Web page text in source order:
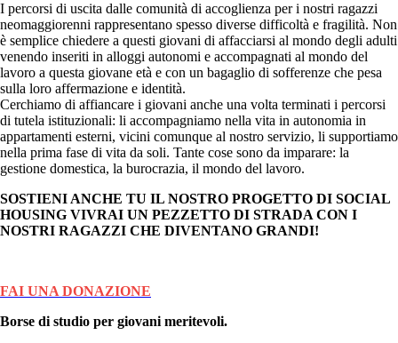
I percorsi di uscita dalle comunità di accoglienza per i nostri ragazzi
neomaggiorenni rappresentano spesso diverse difficoltà e fragilità. Non
è semplice chiedere a questi giovani di affacciarsi al mondo degli adulti
venendo inseriti in alloggi autonomi e accompagnati al mondo del
lavoro a questa giovane età e con un bagaglio di sofferenze che pesa
sulla loro affermazione e identità.
Cerchiamo di affiancare i giovani anche una volta terminati i percorsi
di tutela istituzionali: li accompagniamo nella vita in autonomia in
appartamenti esterni, vicini comunque al nostro servizio, li supportiamo
nella prima fase di vita da soli. Tante cose sono da imparare: la
gestione domestica, la burocrazia, il mondo del lavoro.
SOSTIENI ANCHE TU IL NOSTRO PROGETTO DI SOCIAL
HOUSING VIVRAI UN PEZZETTO DI STRADA CON I
NOSTRI RAGAZZI CHE DIVENTANO GRANDI!
FAI UNA DONAZIONE
Borse di studio per giovani meritevoli.